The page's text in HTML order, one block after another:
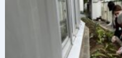
冠・大塚地域包括支援センター